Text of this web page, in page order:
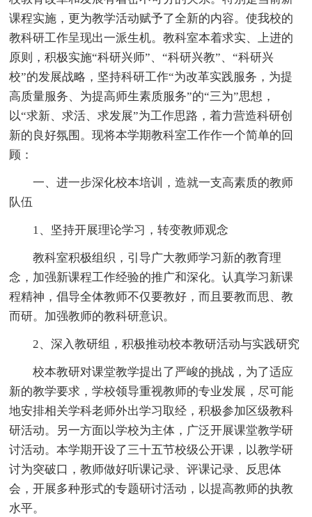
课程实施，更为教学活动赋予了全新的内容。使我校的
教科研工作呈现出一派生机。教科室本着求实、上进的
原则，积极实施“科研兴师”、“科研兴教”、“科研兴
校”的发展战略，坚持科研工作“为改革实践服务，为提
高质量服务、为提高师生素质服务”的“三为”思想，
以“求新、求活、求发展”为工作思路，着力营造科研创
新的良好氛围。现将本学期教科室工作作一个简单的回
顾：
一、进一步深化校本培训，造就一支高素质的教师
队伍
1、坚持开展理论学习，转变教师观念
教科室积极组织，引导广大教师学习新的教育理
念，加强新课程工作经验的推广和深化。认真学习新课
程精神，倡导全体教师不仅要教好，而且要教而思、教
而研。加强教师的教科研意识。
2、深入教研组，积极推动校本教研活动与实践研究
校本教研对课堂教学提出了严峻的挑战，为了适应
新的教学要求，学校领导重视教师的专业发展，尽可能
地安排相关学科老师外出学习取经，积极参加区级教科
研活动。另一方面以学校为主体，广泛开展课堂教学研
讨活动。本学期开设了三十五节校级公开课，以教学研
讨为突破口，教师做好听课记录、评课记录、反思体
会，开展多种形式的专题研讨活动，以提高教师的执教
水平。